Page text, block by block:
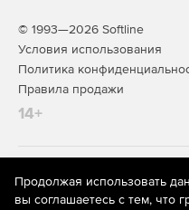
© 1993—2026 Softline
Условия использования
Политика
Правила продажи
14+
На информационном
рекомендательные
предоставления
Продолжая использовать
вы соглашаетесь с тем, что